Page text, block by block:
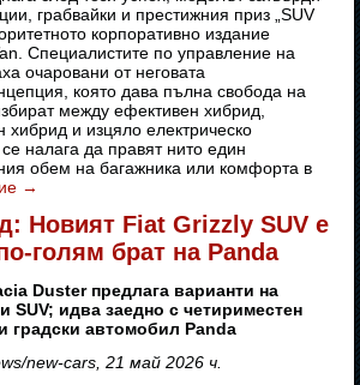
грабвайки и престижния приз „SUV
корпоративно издание
Специалистите по управление на
очаровани от неговата
която дава пълна свобода на
между ефективен хибрид,
хибрид и изцяло електрическо
налага да правят нито един
обем на багажника или комфорта в
→
Новият Fiat Grizzly SUV е
голям брат на Panda
Duster предлага варианти на
SUV; идва заедно с четириместен
градски автомобил Panda
new-cars, 21 май 2026 ч.